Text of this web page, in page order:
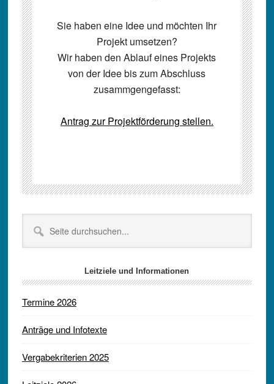
Sie haben eine Idee und möchten Ihr
Projekt umsetzen?
Wir haben den Ablauf eines Projekts
von der Idee bis zum Abschluss
zusammgengefasst:
Antrag zur Projektförderung stellen.
Seitenspalte
durchsuchen...
Leitziele und Informationen
Termine 2026
Anträge und Infotexte
Vergabekriterien 2025